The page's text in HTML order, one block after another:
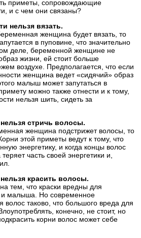
приметы, сопровождающие
и с чем они связаны?
нельзя вязать.
женщина будет вязать, то
в пуповине, что значительно
деле, беременной женщине не
жизни, ей стоит больше
воздухе. Предполагается, что если
женщина ведет «сидячий» образ
малыш может запутаться в
можно также отнести и к тому,
нельзя шить, сидеть за
стричь волосы.
женщина подстрижет волосы, то
этой приметы ведут к тому, что
энергетику, и когда концы волос
часть своей энергетики и,
красить волосы.
тем, что краски вредны для
и малыша. Но современное
волос таково, что большого вреда для
конечно, не стоит, но
корни волос может себе